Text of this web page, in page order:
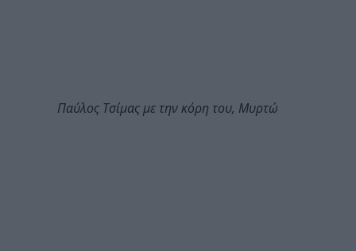
Παύλος Τσίμας με την κόρη του, Μυρτώ